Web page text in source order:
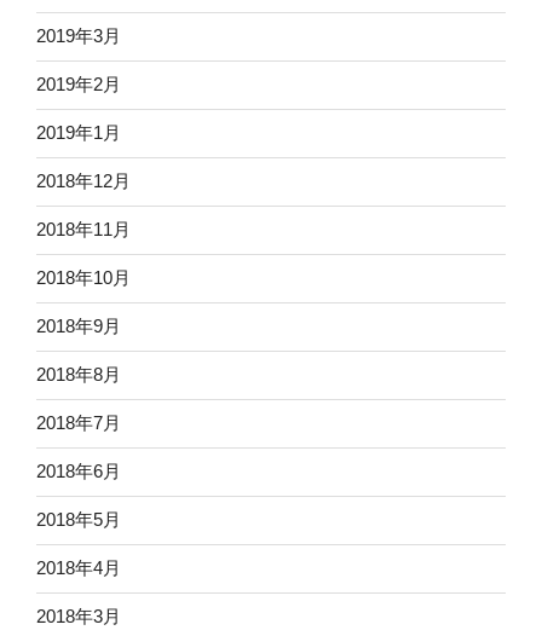
2019年3月
2019年2月
2019年1月
2018年12月
2018年11月
2018年10月
2018年9月
2018年8月
2018年7月
2018年6月
2018年5月
2018年4月
2018年3月